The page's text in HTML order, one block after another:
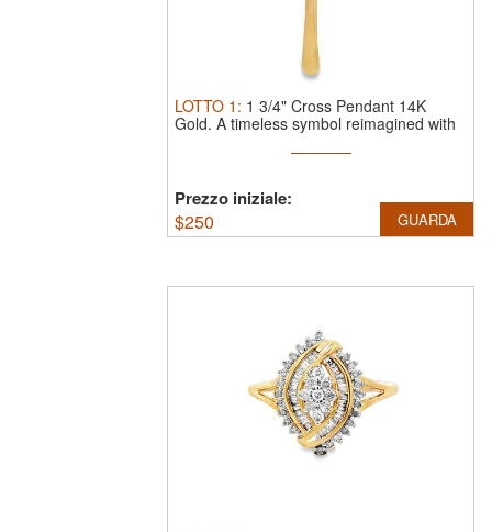
LOTTO 1 : 1 3/4" Cross Pendant 14K
Gold. A timeless symbol reimagined with
Prezzo iniziale:
$250 GUARDA